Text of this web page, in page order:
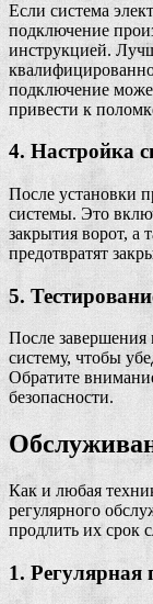
Если система
подключение
инструкцией.
подключение
привести к
4. Настройка
После установки
системы. Это
закрытия ворот, а
предотвратят
5.
После завершения
систему, чтобы
Обратите
безопасности.
Как и любая
регулярного
продлить их срок
1. Регулярная